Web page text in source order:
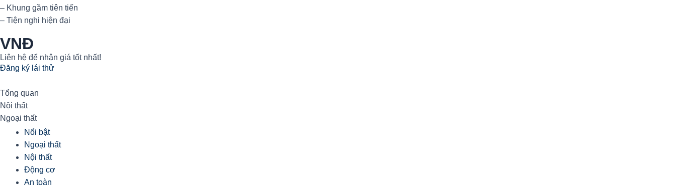
– Khung gầm tiên tiến
– Tiện nghi hiện đại
VNĐ
Liên hệ để nhận giá tốt nhất!
Đăng ký lái thử
Tổng quan
Nội thất
Ngoại thất
Nổi bật
Ngoại thất
Nội thất
Động cơ
An toàn